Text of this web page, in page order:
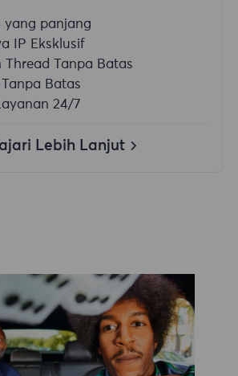
yang panjang
IP Eksklusif
Thread Tanpa Batas
Batas
24/7
Lebih Lanjut